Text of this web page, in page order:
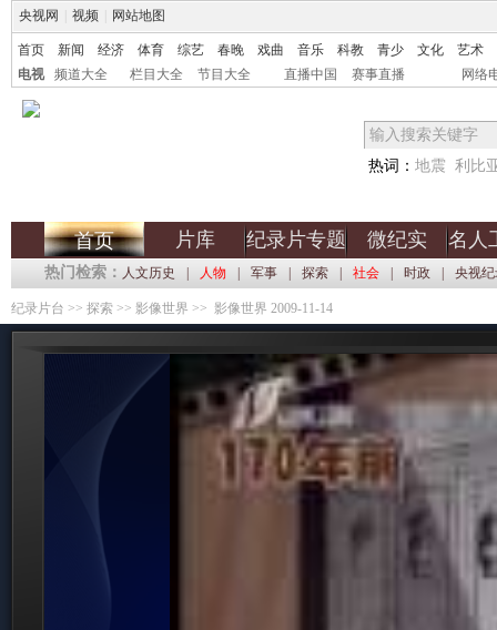
央视网 视频 网站地图
首页 新闻 经济 体育 综艺 春晚 戏曲 音乐 科教 青少 文化
艺术
电视
频道大全 栏目大全 节目大全 直播中国 赛事直播 网络
热词： 地震 利比
首页 片库 纪录片专题 微纪实 名人
热门检索： 人文历史 人物 军事 探索 社会 时政 央视
纪录片台 >> 探索 >> 影像世界 >> 影像世界 2009-11-14